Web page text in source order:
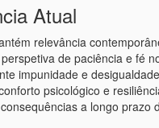
Atual
relevância
de paciência e fé
impunidade e
psicológico e
a longo prazo